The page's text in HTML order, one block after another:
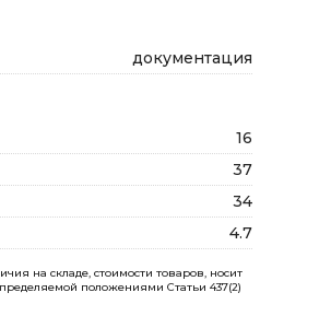
документация
16
37
34
4.7
на складе, стоимости товаров, носит
положениями Статьи 437(2)